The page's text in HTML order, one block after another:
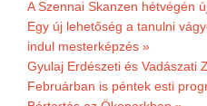
A Szennai Skanzen hétvégén
Egy új lehetőség a tanulni
indul mesterképzés »
Gyulaj Erdészeti és Vadászati
Februárban is péntek esti